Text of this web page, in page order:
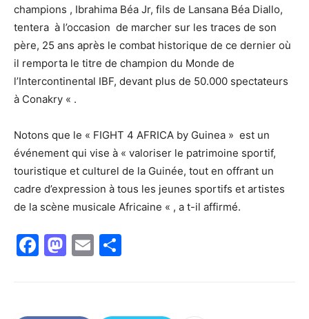
champions , Ibrahima Béa Jr, fils de Lansana Béa Diallo,
tentera à l’occasion de marcher sur les traces de son
père, 25 ans après le combat historique de ce dernier où
il remporta le titre de champion du Monde de
l’Intercontinental IBF, devant plus de 50.000 spectateurs
à Conakry « .
Notons que le « FIGHT 4 AFRICA by Guinea » est un
événement qui vise à « valoriser le patrimoine sportif,
touristique et culturel de la Guinée, tout en offrant un
cadre d’expression à tous les jeunes sportifs et artistes
de la scène musicale Africaine « , a t-il affirmé.
Facebook
Mastodon
Email